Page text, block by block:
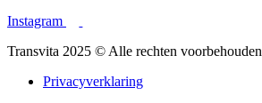
Instagram
Transvita 2025 © Alle rechten voorbehouden
Privacyverklaring